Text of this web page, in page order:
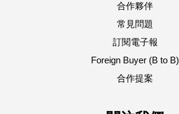
合作夥伴
常見問題
訂閱電子報
Foreign Buyer (B to B)
合作提案